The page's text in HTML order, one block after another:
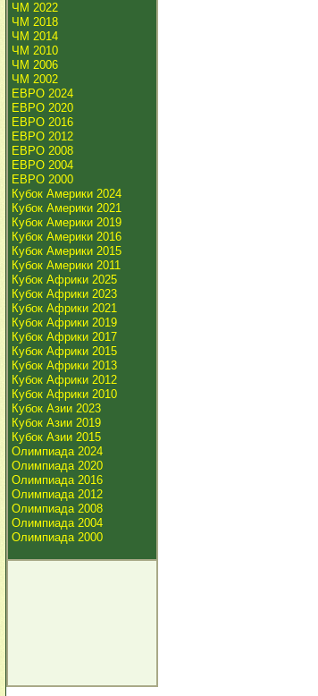
ЧМ 2022
ЧМ 2018
ЧМ 2014
ЧМ 2010
ЧМ 2006
ЧМ 2002
ЕВРО 2024
ЕВРО 2020
ЕВРО 2016
ЕВРО 2012
ЕВРО 2008
ЕВРО 2004
ЕВРО 2000
Кубок Америки 2024
Кубок Америки 2021
Кубок Америки 2019
Кубок Америки 2016
Кубок Америки 2015
Кубок Америки 2011
Кубок Африки 2025
Кубок Африки 2023
Кубок Африки 2021
Кубок Африки 2019
Кубок Африки 2017
Кубок Африки 2015
Кубок Африки 2013
Кубок Африки 2012
Кубок Африки 2010
Кубок Азии 2023
Кубок Азии 2019
Кубок Азии 2015
Олимпиада 2024
Олимпиада 2020
Олимпиада 2016
Олимпиада 2012
Олимпиада 2008
Олимпиада 2004
Олимпиада 2000